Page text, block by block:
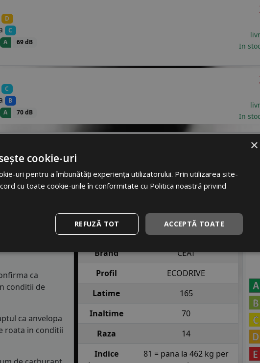
D
C
A 69 dB
In
C
B
A 70 dB
In
anvelopa de
sau umed,
Fiind
mult prea
si
ca
conditii de
ca anvelopa
roata in conditii
Specificatii
Cod produs
#21980325
EAN
8904288100013
Brand
CEAT
Profil
ECODRIVE
Latime
165
Inaltime
70
Raza
14
Indice
81 = pana la 462 kg per
×
cookie-uri
uri pentru a îmbunătăți experiența utilizatorului. Prin utilizarea site-
cu toate cookie-urile în conformitate cu Politica noastră privind
ACCEPTĂ TOATE
REFUZĂ TOT